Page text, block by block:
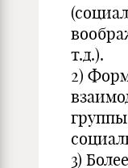
т.д.).
2)
группы
3)